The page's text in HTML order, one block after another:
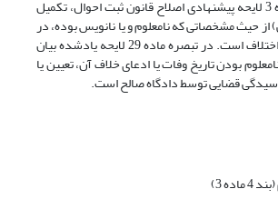
بر اساس بند 1 ماده 3 لایحه پیشنهادی اصلاح قانون ثبت احوال، تکمیل
حیث مشخصاتی که نامعلوم و یا نانویس بوده، در
صلاحیت هیأت حل اختلاف است. در تبصره ماده 29 لایحه یادشده بیان
بودن تاریخ وفات یا ادعای خلاف آن، تعیین یا
رسیدگی قضایی توسط دادگاه صالح است.